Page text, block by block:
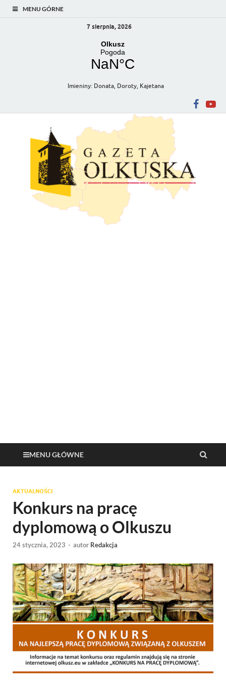
MENU GÓRNE
7 sierpnia, 2026
Imieniny: Donata, Doroty, Kajetana
Gazeta Olkuska
MENU GŁÓWNE
AKTUALNOŚCI
Konkurs na pracę
dyplomową o Olkuszu
24 stycznia, 2023 - autor Redakcja